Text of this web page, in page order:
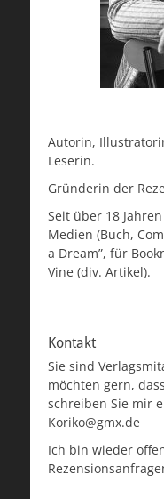
Autorin,
Leserin.
Gründerin der
Seit über 18
Medien (Buch,
a Dream”, für
Vine (div. Artikel).
Kontakt
Sie sind
möchten gern,
schreiben Sie mir
Koriko@gmx.de
Ich bin wieder